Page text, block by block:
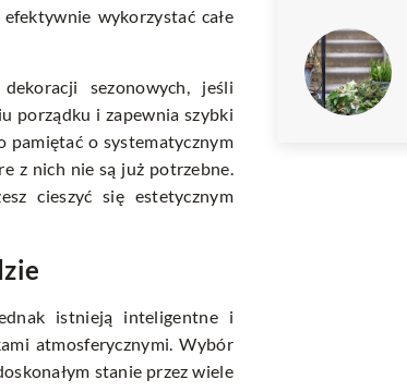
wykorzystać całe
sezonowych, jeśli
porządku i zapewnia szybki
pamiętać o systematycznym
z nich nie są już potrzebne.
cieszyć się estetycznym
istnieją inteligentne i
atmosferycznymi. Wybór
stanie przez wiele